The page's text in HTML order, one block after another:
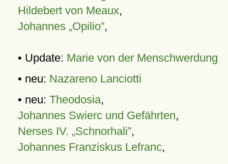
Hildebert von Meaux,
Johannes „Opilio”,
• Update: Marie von der Menschwerdung
• neu: Nazareno Lanciotti
• neu: Theodosia,
Johannes Swierc und Gefährten,
Nerses IV. „Schnorhali”,
Johannes Franziskus Lefranc,